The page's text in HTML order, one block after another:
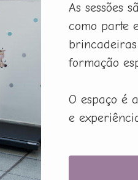
As sessões
como parte
formação
O espaço é
e